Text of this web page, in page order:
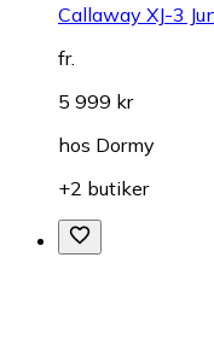
Callaway XJ-3
fr.
5 999 kr
hos Dormy
+2 butiker